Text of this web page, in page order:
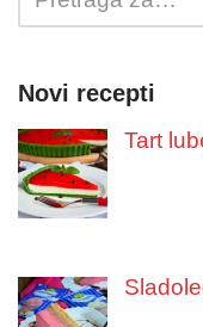
Novi recepti
Tart